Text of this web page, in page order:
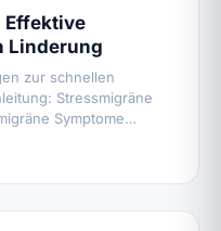
Effektive
Linderung
zur schnellen
Stressmigräne
Symptome…